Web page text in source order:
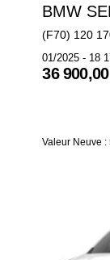
(F70) 120
01/2025 - 18
36
Valeur Neuve